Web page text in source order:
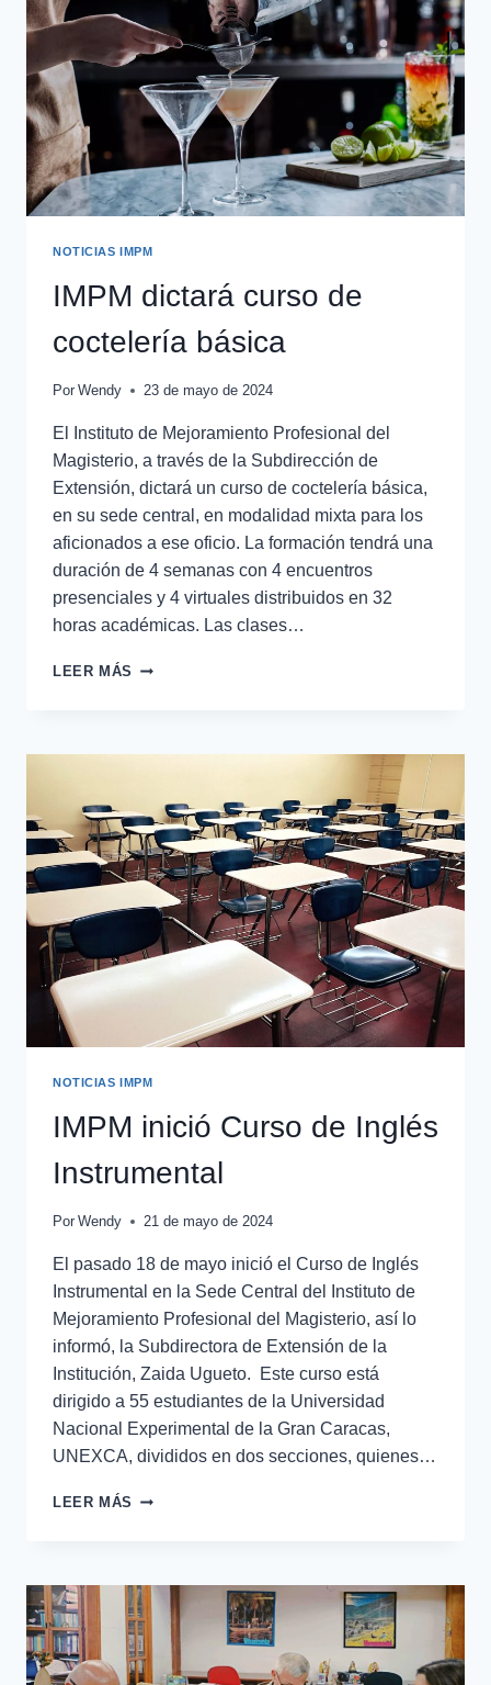
NOTICIAS IMPM
IMPM dictará curso de
coctelería básica
Por Wendy 23 de mayo de 2024
El Instituto de Mejoramiento Profesional del
Magisterio, a través de la Subdirección de
Extensión, dictará un curso de coctelería básica,
en su sede central, en modalidad mixta para los
aficionados a ese oficio. La formación tendrá una
duración de 4 semanas con 4 encuentros
presenciales y 4 virtuales distribuidos en 32
horas académicas. Las clases…
LEER MÁS
NOTICIAS IMPM
IMPM inició Curso de Inglés
Instrumental
Por Wendy 21 de mayo de 2024
El pasado 18 de mayo inició el Curso de Inglés
Instrumental en la Sede Central del Instituto de
Mejoramiento Profesional del Magisterio, así lo
informó, la Subdirectora de Extensión de la
Institución, Zaida Ugueto. Este curso está
dirigido a 55 estudiantes de la Universidad
Nacional Experimental de la Gran Caracas,
UNEXCA, divididos en dos secciones, quienes…
LEER MÁS